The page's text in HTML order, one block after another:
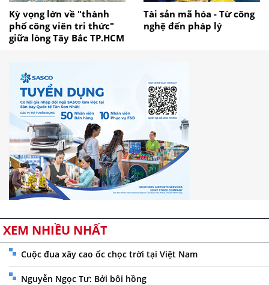
Kỳ vọng lớn về "thành
phố công viên tri thức"
giữa lòng Tây Bắc TP.HCM
Tài sản mã hóa - Từ công
nghệ đến pháp lý
XEM NHIỀU NHẤT
Cuộc đua xây cao ốc chọc trời tại Việt Nam
Nguyễn Ngọc Tư: Bởi bôi hồng